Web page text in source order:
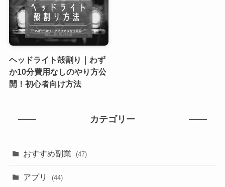
ヘッドライト殻割り｜わず
か10分費用なしのやり方公
開！初心者向け方法
カテゴリー
おすすめ副業 (47)
アプリ (44)